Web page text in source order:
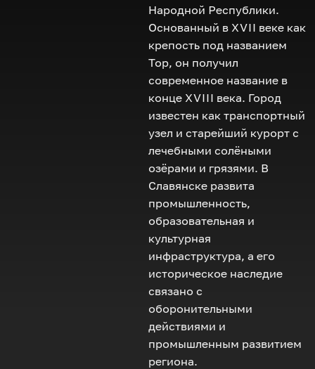
Народной Республики.
Основанный в XVII веке как
крепость под названием
Тор, он получил
современное название в
конце XVIII века. Город
известен как транспортный
узел и старейший курорт с
лечебными солёными
озёрами и грязями. В
Славянске развита
промышленность,
образовательная и
культурная
инфраструктура, а его
историческое наследие
связано с
оборонительными
действиями и
промышленным развитием
региона.